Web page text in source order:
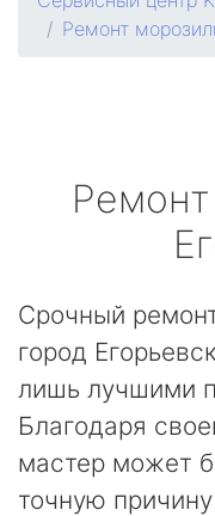
Ремонт
Ремонт
Срочный
город
лишь лучшими
Благодаря
мастер может
точную